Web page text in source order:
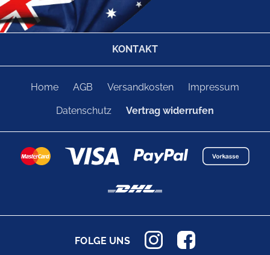
KONTAKT
Home AGB Versandkosten Impressum
Datenschutz Vertrag widerrufen
FOLGE UNS